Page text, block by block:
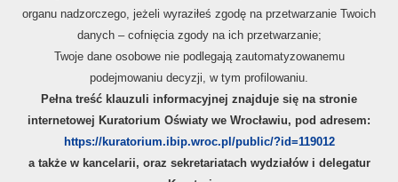
REFORMA 2026
organu nadzorczego, jeżeli wyraziłeś zgodę na przetwarzanie Twoich
danych – cofnięcia zgody na ich przetwarzanie;
Twoje dane osobowe nie podlegają zautomatyzowanemu
podejmowaniu decyzji, w tym profilowaniu.
Pełna treść klauzuli informacyjnej znajduje się na stronie
internetowej Kuratorium Oświaty we Wrocławiu, pod adresem:
https://kuratorium.ibip.wroc.pl/public/?id=119012
a także w kancelarii, oraz sekretariatach wydziałów i delegatur